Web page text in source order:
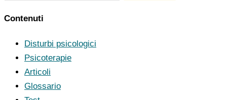
Contenuti
Disturbi psicologici
Psicoterapie
Articoli
Glossario